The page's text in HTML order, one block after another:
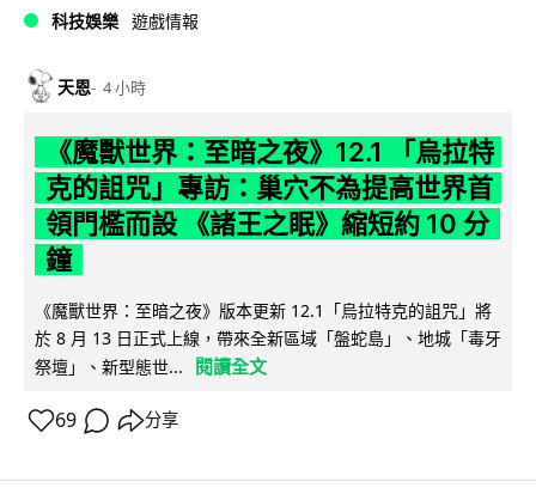
科技娛樂 遊戲情報
天恩 4 小時
《魔獸世界：至暗之夜》12.1 「烏拉特
克的詛咒」專訪：巢穴不為提高世界首
領門檻而設 《諸王之眠》縮短約 10 分
鐘
《魔獸世界：至暗之夜》版本更新 12.1「烏拉特克的詛咒」將
於 8 月 13 日正式上線，帶來全新區域「盤蛇島」、地城「毒牙
祭壇」、新型態世...
閱讀全文
69 分享